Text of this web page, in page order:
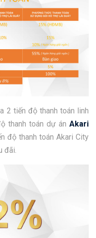
2 tiến độ thanh toán linh
thanh toán dự án Akari
độ thanh toán Akari City
đãi.